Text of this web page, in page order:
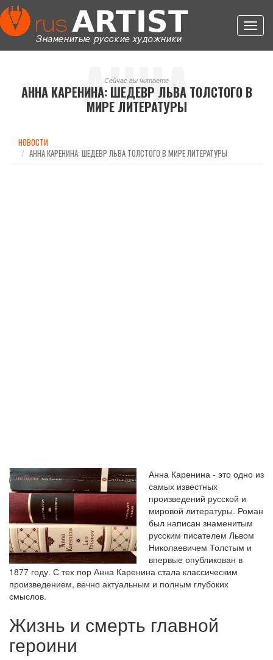
АННА
КАРЕНИНА:
ЛИТЕРАТУРЫ
Сейчас вы читаете
АННА КАРЕНИНА: ШЕДЕВР ЛЬВА ТОЛСТОГО В
МИРЕ ЛИТЕРАТУРЫ
НОВОСТИ
АННА КАРЕНИНА: ШЕДЕВР ЛЬВА ТОЛСТОГО В МИРЕ ЛИТЕРАТУРЫ
Анна Каренина - это одно из
самых известных
произведений русской и
мировой литературы. Роман
был написан знаменитым
русским писателем Львом
Николаевичем Толстым и
впервые опубликован в
1877 году. С тех пор Анна Каренина стала классическим
произведением, вечно актуальным и полным глубоких
смыслов.
Жизнь и смерть главной
героини